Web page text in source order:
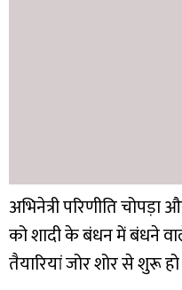
अभिनेत्री परिणीति
को शादी के बंधन में बंधने
तैयारियां जोर शोर से शुरू